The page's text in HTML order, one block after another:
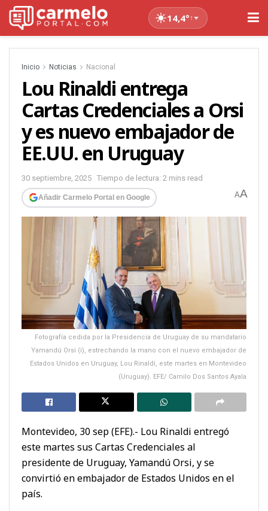
14,4°↑
Inicio Noticias Nacional
Lou Rinaldi entrega
Cartas Credenciales a Orsi
y es nuevo embajador de
EE.UU. en Uruguay
30 septiembre, 2025 Tiempo de lectura: 2 mins read
Añadir Carmelo Portal en Google AA
Fotografía cedida por la Presidencia de Uruguay de su mandatario
Yamandú Orsi (i), estrechando la mano con el nuevo embajador de
Estados Unidos en Uruguay, Lou Rinaldi, este martes en Montevideo
(Uruguay). EFE/ Camilo Dos Santos Ayala
Montevideo, 30 sep (EFE).- Lou Rinaldi entregó
este martes sus Cartas Credenciales al
presidente de Uruguay, Yamandú Orsi, y se
convirtió en embajador de Estados Unidos en el
país.